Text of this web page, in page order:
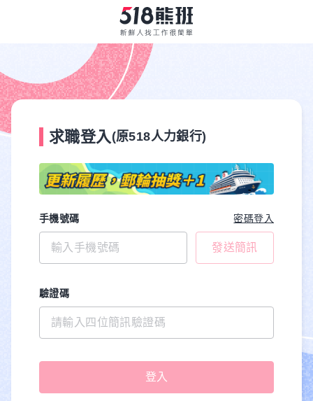
求職登入 (原518人力銀行)
手機號碼 密碼登入
發送簡訊
驗證碼